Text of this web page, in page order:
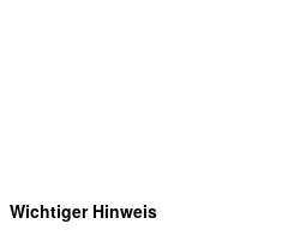
Wichtiger Hinweis